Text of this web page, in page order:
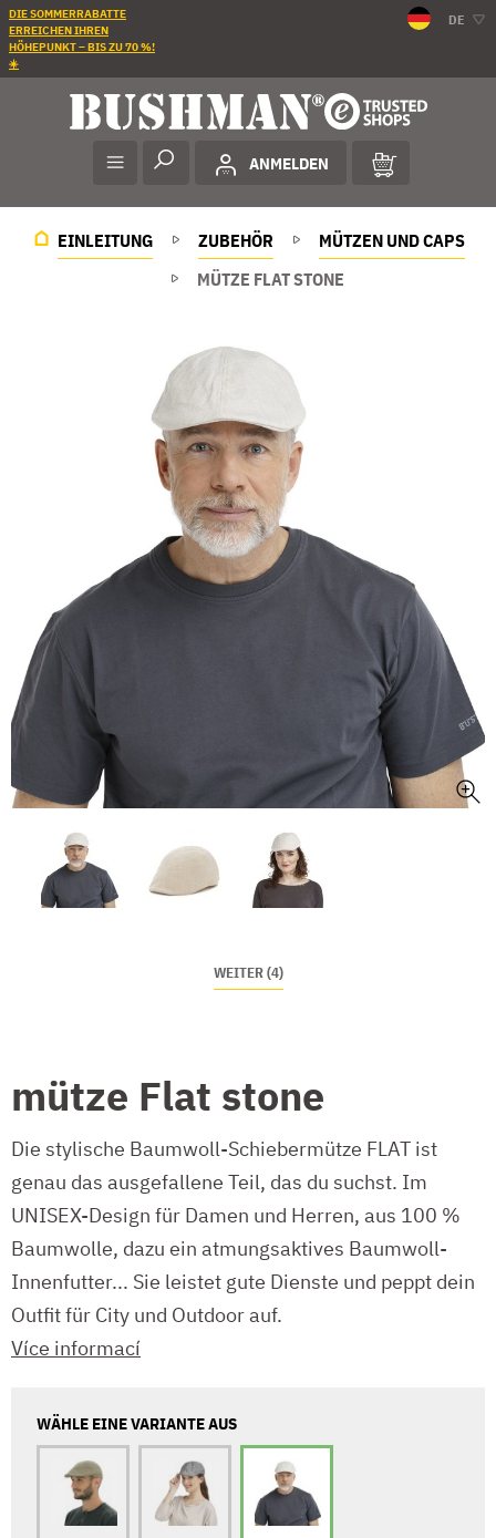
DIE SOMMERRABATTE
ERREICHEN IHREN
HÖHEPUNKT – BIS ZU 70 %!
☀️
DE
ANMELDEN
EINLEITUNG ZUBEHÖR
MÜTZEN UND CAPS
MÜTZE FLAT STONE
WEITER (4)
mütze Flat stone
Die stylische Baumwoll-Schiebermütze FLAT ist
genau das ausgefallene Teil, das du suchst. Im
UNISEX-Design für Damen und Herren, aus 100 %
Baumwolle, dazu ein atmungsaktives Baumwoll-
Innenfutter... Sie leistet gute Dienste und peppt dein
Outfit für City und Outdoor auf.
Více informací
WÄHLE EINE VARIANTE AUS